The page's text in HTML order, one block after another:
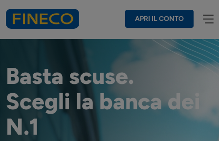
APRI IL CONTO
Basta scuse.
Scegli la banca dei
N.1